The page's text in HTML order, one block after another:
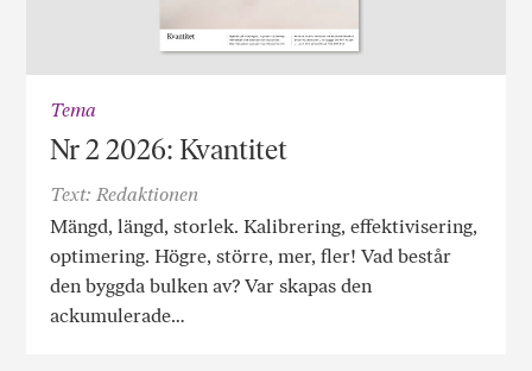
Tema
Nr 2 2026: Kvantitet
Text: Redaktionen
Mängd, längd, storlek. Kalibrering, effektivisering,
optimering. Högre, större, mer, fler! Vad består
den byggda bulken av? Var skapas den
ackumulerade…